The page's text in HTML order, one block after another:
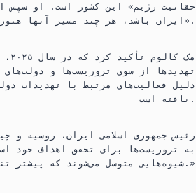
حقانیت رژیم» این کشور است. او سپس
ایران باشد، هر چند مسیر آنها هنوز روشن نیست».
تهدیدها از سوی تروریست‌ها و
یافته است.
رئیس جمهوری اسلامی ایران، روسیه و
به تروریست‌ها برای تحقق اهداف خود
شیوه‌هایی متوسل می‌شوند که پیشتر تنها از سوی گروه‌های تروریستی به‌ کار گرفته شده‌اند.»